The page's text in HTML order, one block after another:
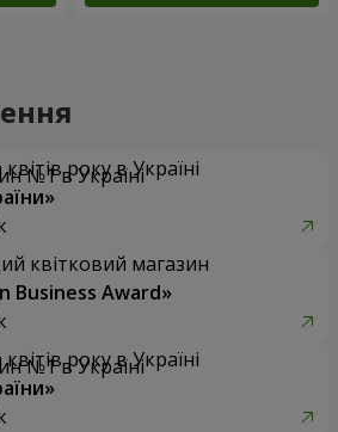
року в Україні
квітковий магазин
Business Award»
року в Україні